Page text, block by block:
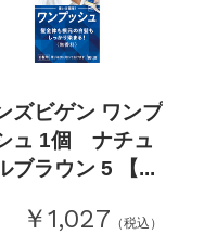
ズビゲン ワンプ
ュ 1個 ナチュ
ブラウン 5 【...
￥1,027 （税込）